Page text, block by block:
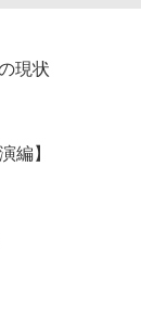
現状
編】